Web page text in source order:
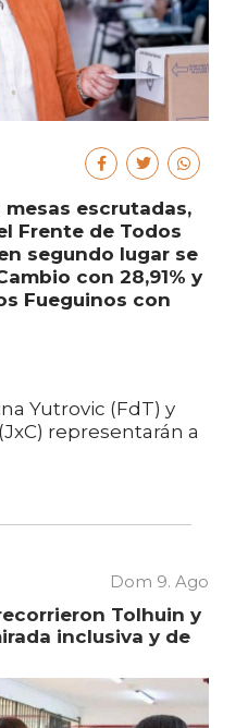
mesas escrutadas,
de Todos
segundo lugar se
con 28,91% y
Fueguinos con
Yutrovic (FdT) y
representarán a
Dom 9. Ago
Tolhuin y
inclusiva y de